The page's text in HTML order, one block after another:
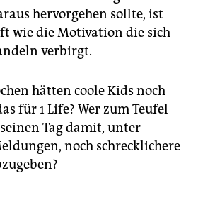
hervorgehen sollte, ist
wie die Motivation die sich
verbirgt.
hätten coole Kids noch
für 1 Life? Wer zum Teufel
Tag damit, unter
noch schrecklichere